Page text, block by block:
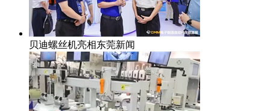
贝迪螺丝机亮相东莞新闻